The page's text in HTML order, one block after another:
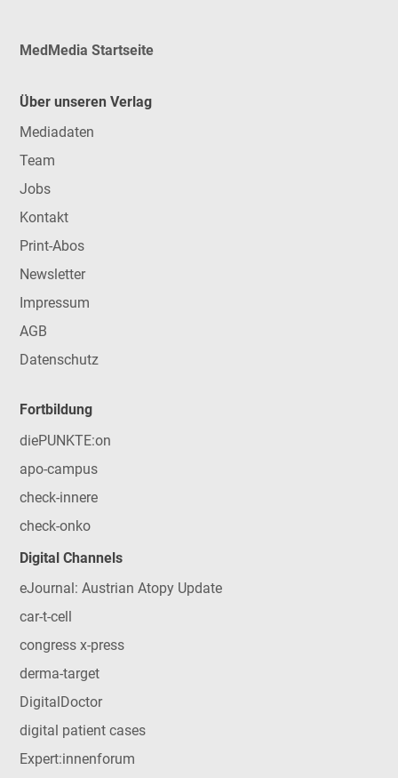
MedMedia Startseite
Über unseren Verlag
Mediadaten
Team
Jobs
Kontakt
Print-Abos
Newsletter
Impressum
AGB
Datenschutz
Fortbildung
diePUNKTE:on
apo-campus
check-innere
check-onko
Digital Channels
eJournal: Austrian Atopy Update
car-t-cell
congress x-press
derma-target
DigitalDoctor
digital patient cases
Expert:innenforum